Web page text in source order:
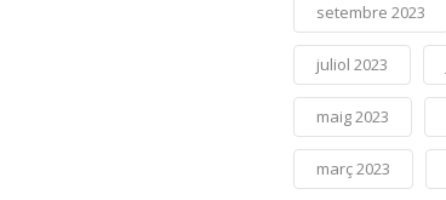
setembre 2023
juliol 2023
maig 2023
març 2023